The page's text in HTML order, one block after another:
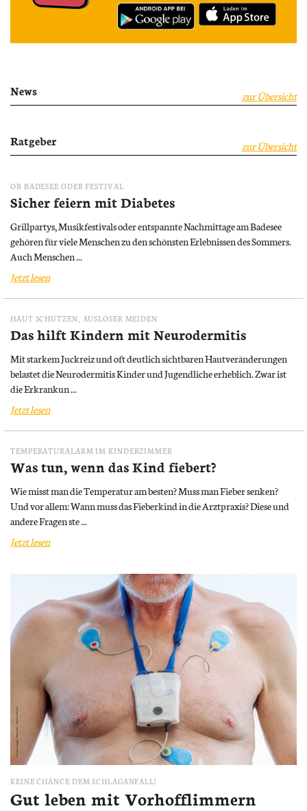
News zur Übersicht
Ratgeber zur Übersicht
OB BADESEE ODER FESTIVAL
Sicher feiern mit Diabetes
Grillpartys, Musikfestivals oder entspannte Nachmittage am Badesee
gehören für viele Menschen zu den schönsten Erlebnissen des Sommers.
Auch Menschen ...
Jetzt lesen
HAUT SCHÜTZEN, AUSLÖSER MEIDEN
Das hilft Kindern mit Neurodermitis
Mit starkem Juckreiz und oft deutlich sichtbaren Hautveränderungen
belastet die Neurodermitis Kinder und Jugendliche erheblich. Zwar ist
die Erkrankun ...
Jetzt lesen
TEMPERATURALARM IM KINDERZIMMER
Was tun, wenn das Kind fiebert?
Wie misst man die Temperatur am besten? Muss man Fieber senken?
Und vor allem: Wann muss das Fieberkind in die Arztpraxis? Diese und
andere Fragen ste ...
Jetzt lesen
KEINE CHANCE DEM SCHLAGANFALL!
Gut leben mit Vorhofflimmern